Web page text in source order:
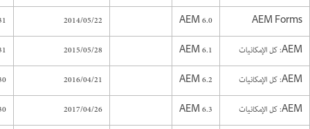
AEM Forms
AEM 6.0
2014/05/22
AEM: كل الإمكانيات
AEM 6.1
2015/05/28
AEM: كل الإمكانيات
AEM 6.2
2016/04/21
AEM: كل الإمكانيات
AEM 6.3
2017/04/26